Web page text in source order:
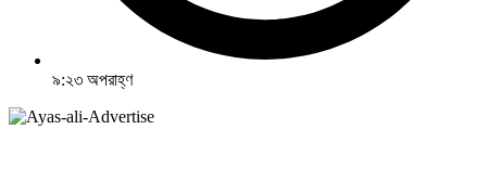
৯:২৩ অপরাহ্ণ